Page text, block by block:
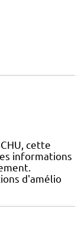
cette
informations
d'amélio